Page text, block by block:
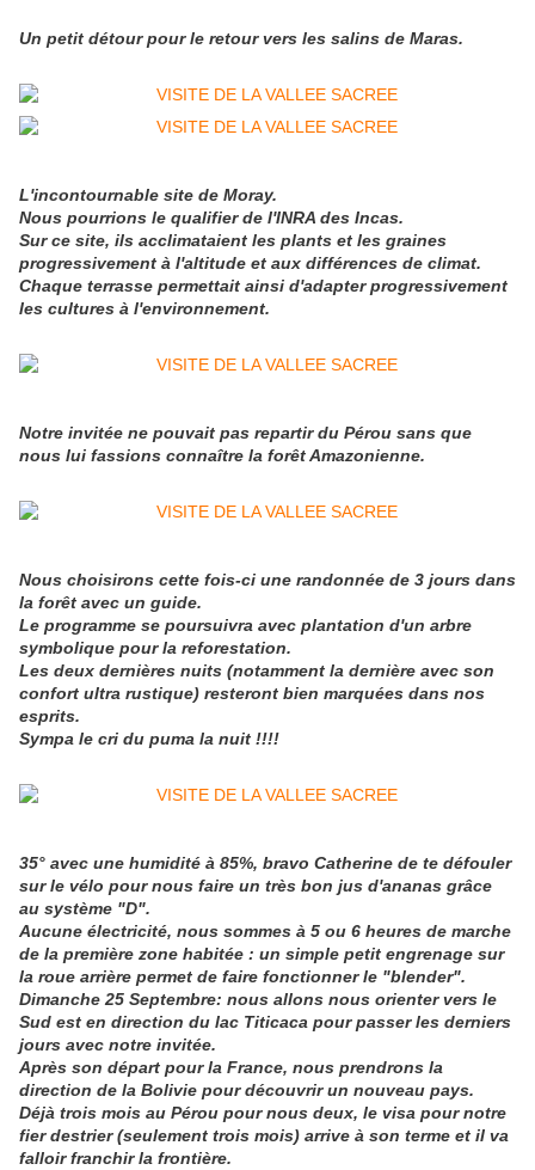
Un petit détour pour le retour vers les salins de Maras.
L'incontournable site de Moray.
Nous pourrions le qualifier de l'INRA des Incas.
Sur ce site, ils acclimataient les plants et les graines
progressivement à l'altitude et aux différences de climat.
Chaque terrasse permettait ainsi d'adapter progressivement
les cultures à l'environnement.
Notre invitée ne pouvait pas repartir du Pérou sans que
nous lui fassions connaître la forêt Amazonienne.
Nous choisirons cette fois-ci une randonnée de 3 jours dans
la forêt avec un guide.
Le programme se poursuivra avec plantation d'un arbre
symbolique pour la reforestation.
Les deux dernières nuits (notamment la dernière avec son
confort ultra rustique) resteront bien marquées dans nos
esprits.
Sympa le cri du puma la nuit !!!!
35° avec une humidité à 85%, bravo Catherine de te défouler
sur le vélo pour nous faire un très bon jus d'ananas grâce
au système "D".
Aucune électricité, nous sommes à 5 ou 6 heures de marche
de la première zone habitée : un simple petit engrenage sur
la roue arrière permet de faire fonctionner le "blender".
Dimanche 25 Septembre: nous allons nous orienter vers le
Sud est en direction du lac Titicaca pour passer les derniers
jours avec notre invitée.
Après son départ pour la France, nous prendrons la
direction de la Bolivie pour découvrir un nouveau pays.
Déjà trois mois au Pérou pour nous deux, le visa pour notre
fier destrier (seulement trois mois) arrive à son terme et il va
falloir franchir la frontière.